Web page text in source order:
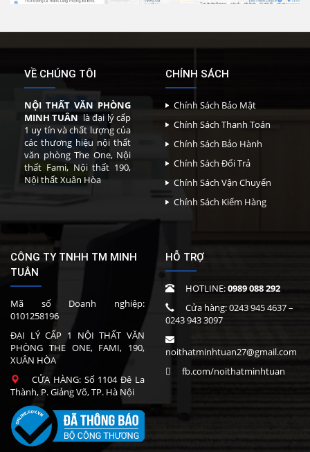
VỀ CHÚNG TÔI
NỘI THẤT VĂN PHÒNG
MINH TUÂN là đại lý cấp
1 uy tín và chất lượng của
các thương hiệu nội thất
văn phòng The One, Nội
thất Fami, Nội thất 190,
Nội thất Xuân Hòa
CHÍNH SÁCH
Chính Sách Bảo Mật
Chính Sách Thanh Toán
Chính Sách Bảo Hành
Chính Sách Đổi Trả
Chính Sách Vận Chuyển
Chính Sách Kiểm Hàng
CÔNG TY TNHH TM MINH
TUÂN
Mã số Doanh nghiệp:
0101258196
ĐẠI LÝ CẤP 1 NỘI THẤT VĂN
PHÒNG THE ONE, FAMI, 190,
XUÂN HÒA
CỬA HÀNG: Số 1104 Đê La
Thành, P. Giảng Võ, TP. Hà Nội
HỖ TRỢ
HOTLINE:0989 088 292
Cửa hàng:0243 945 4637–
0243 943 3097
noithatminhtuan27@gmail.com
fb.com/noithatminhtuan